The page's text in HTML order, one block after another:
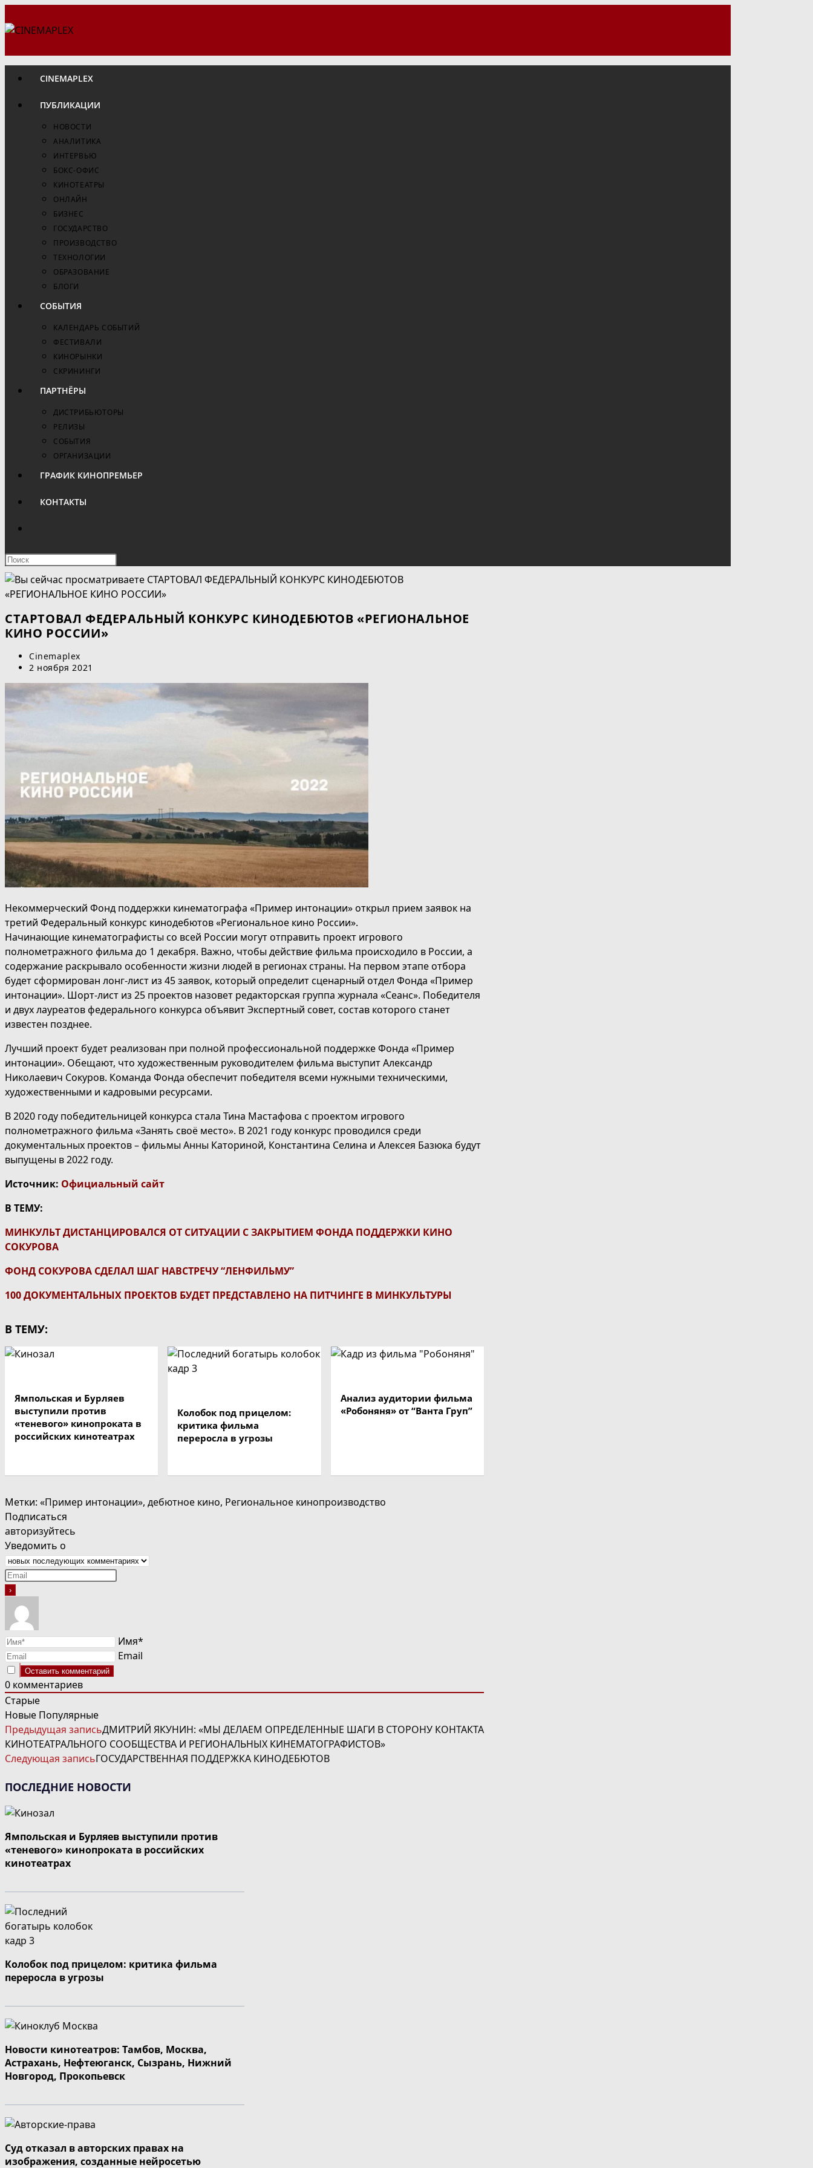
к
CINEMAPLEX
ПУБЛИКАЦИИ
НОВОСТИ
АНАЛИТИКА
ИНТЕРВЬЮ
БОКС-ОФИС
КИНОТЕАТРЫ
ОНЛАЙН
БИЗНЕС
ГОСУДАРСТВО
ПРОИЗВОДСТВО
ТЕХНОЛОГИИ
ОБРАЗОВАНИЕ
БЛОГИ
СОБЫТИЯ
КАЛЕНДАРЬ СОБЫТИЙ
ФЕСТИВАЛИ
КИНОРЫНКИ
СКРИНИНГИ
ПАРТНЁРЫ
ДИСТРИБЬЮТОРЫ
РЕЛИЗЫ
СОБЫТИЯ
ОРГАНИЗАЦИИ
ГРАФИК КИНОПРЕМЬЕР
КОНТАКТЫ
ПОИСК
ПО
САЙТУ
Нажмите
клавишу
Escape,
чтобы
закрыть
СТАРТОВАЛ ФЕДЕРАЛЬНЫЙ КОНКУРС КИНОДЕБЮТОВ «РЕГИОНАЛЬНОЕ
КИНО РОССИИ»
Автор
записи:
Cinemaplex
Запись
2 ноября 2021
Некоммерческий Фонд поддержки кинематографа «Пример интонации» открыл прием заявок на
третий Федеральный конкурс кинодебютов «Региональное кино России».
Начинающие кинематографисты со всей России могут отправить проект игрового
полнометражного фильма до 1 декабря. Важно, чтобы действие фильма происходило в России, а
содержание раскрывало особенности жизни людей в регионах страны. На первом этапе отбора
будет сформирован лонг-лист из 45 заявок, который определит сценарный отдел Фонда «Пример
интонации». Шорт-лист из 25 проектов назовет редакторская группа журнала «Сеанс». Победителя
и двух лауреатов федерального конкурса объявит Экспертный совет, состав которого станет
известен позднее.
Лучший проект будет реализован при полной профессиональной поддержке Фонда «Пример
интонации». Обещают, что художественным руководителем фильма выступит Александр
Николаевич Сокуров. Команда Фонда обеспечит победителя всеми нужными техническими,
художественными и кадровыми ресурсами.
В 2020 году победительницей конкурса стала Тина Мастафова с проектом игрового
полнометражного фильма «Занять своё место». В 2021 году конкурс проводился среди
документальных проектов – фильмы Анны Каториной, Константина Селина и Алексея Базюка будут
выпущены в 2022 году.
Источник: Официальный сайт
В ТЕМУ:
МИНКУЛЬТ ДИСТАНЦИРОВАЛСЯ ОТ СИТУАЦИИ С ЗАКРЫТИЕМ ФОНДА ПОДДЕРЖКИ КИНО
СОКУРОВА
ФОНД СОКУРОВА СДЕЛАЛ ШАГ НАВСТРЕЧУ “ЛЕНФИЛЬМУ”
100 ДОКУМЕНТАЛЬНЫХ ПРОЕКТОВ БУДЕТ ПРЕДСТАВЛЕНО НА ПИТЧИНГЕ В МИНКУЛЬТУРЫ
В ТЕМУ:
Ямпольская и Бурляев
выступили против
«теневого» кинопроката в
российских кинотеатрах
Колобок под прицелом:
критика фильма
переросла в угрозы
Анализ аудитории фильма
«Робоняня» от “Ванта Груп”
Метки: «Пример интонации», дебютное кино, Региональное кинопроизводство
Подписаться
авторизуйтесь
Уведомить о
Имя*
Email
0 комментариев
Старые
Новые Популярные
ЧИТАТЬ
ДАЛЕЕ
СТАТЬИ
Предыдущая записьДМИТРИЙ ЯКУНИН: «МЫ ДЕЛАЕМ ОПРЕДЕЛЕННЫЕ ШАГИ В СТОРОНУ КОНТАКТА
КИНОТЕАТРАЛЬНОГО СООБЩЕСТВА И РЕГИОНАЛЬНЫХ КИНЕМАТОГРАФИСТОВ»
Следующая записьГОСУДАРСТВЕННАЯ ПОДДЕРЖКА КИНОДЕБЮТОВ
ПОСЛЕДНИЕ НОВОСТИ
Ямпольская и Бурляев выступили против
«теневого» кинопроката в российских
кинотеатрах
Колобок под прицелом: критика фильма
переросла в угрозы
Новости кинотеатров: Тамбов, Москва,
Астрахань, Нефтеюганск, Сызрань, Нижний
Новгород, Прокопьевск
Суд отказал в авторских правах на
изображения, созданные нейросетью